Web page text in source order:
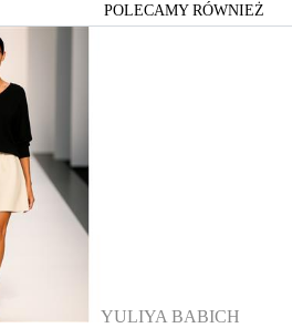
POLECAMY RÓWNIEŻ
YULIYA BABICH